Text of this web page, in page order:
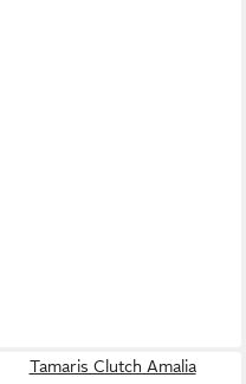
Tamaris Clutch Amalia